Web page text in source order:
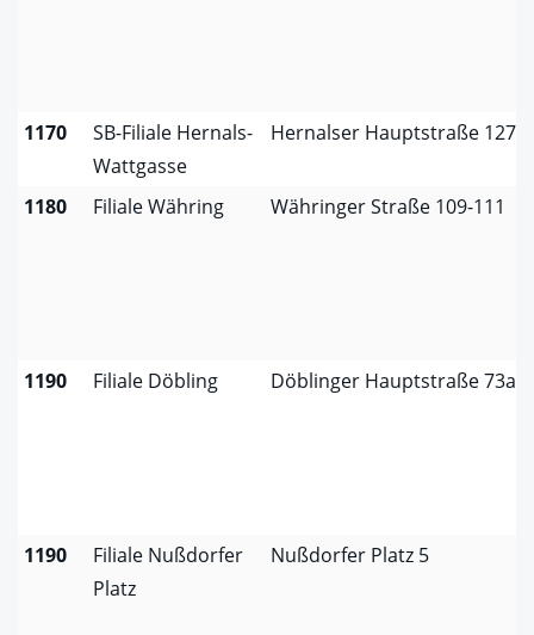
1170
SB-Filiale Hernals-
Wattgasse
Hernalser Hauptstraße 127
1180 Filiale Währing Währinger Straße 109-111
1190 Filiale Döbling Döblinger Hauptstraße 73a
1190
Filiale Nußdorfer
Platz
Nußdorfer Platz 5